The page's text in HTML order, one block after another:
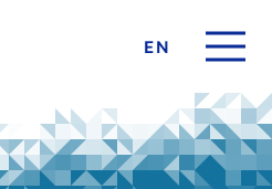
EN